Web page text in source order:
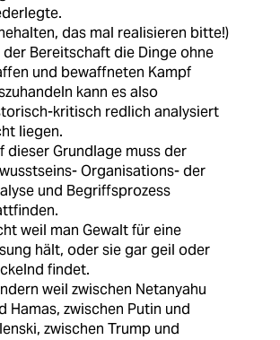
das mal realisieren bitte!)
der Bereitschaft die Dinge ohne
und bewaffneten Kampf
kann es also
kritisch redlich analysiert
liegen.
dieser Grundlage muss der
Organisations- der
und Begriffsprozess
weil man Gewalt für eine
hält, oder sie gar geil oder
findet.
weil zwischen Netanyahu
Hamas, zwischen Putin und
zwischen Trump und